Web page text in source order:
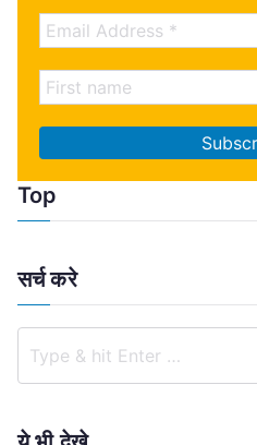
Top
सर्च करे